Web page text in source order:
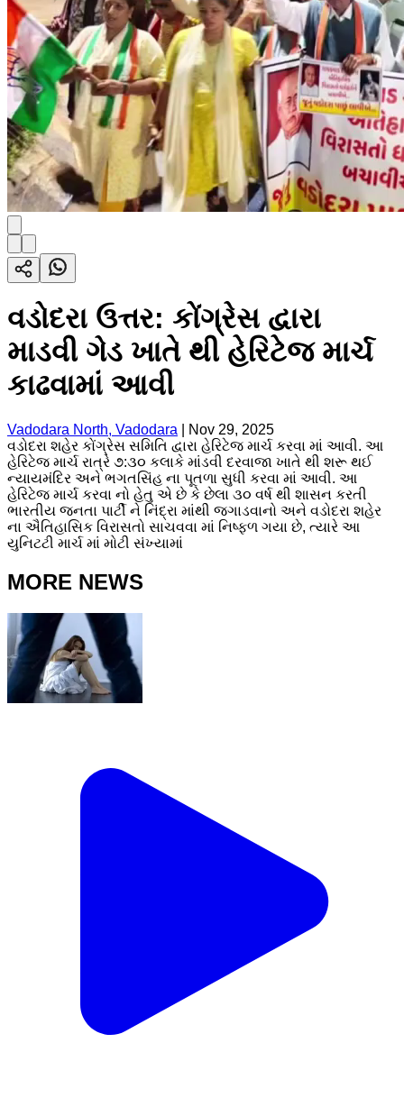
વડોદરા ઉત્તર: કોંગ્રેસ દ્વારા
માડવી ગેડ ખાતે થી હેરિટેજ માર્ચ
કાઢવામાં આવી
Vadodara North, Vadodara
Nov 29, 2025
વડોદરા શહેર કોંગ્રેસ સમિતિ દ્વારા હેરિટેજ માર્ચ કરવા માં આવી. આ
હેરિટેજ માર્ચ રાત્રે ૭:૩૦ કલાકે માંડવી દરવાજા ખાતે થી શરૂ થઈ
ન્યાયમંદિર અને ભગતસિંહ ના પૂતળા સુધી કરવા માં આવી. આ
હેરિટેજ માર્ચ કરવા નો હેતુ એ છે કે છેલા ૩૦ વર્ષ થી શાસન કરતી
ભારતીય જનતા પાર્ટી ને નિંદ્રા માંથી જગાડવાનો અને વડોદરા શહેર
ના ઐતિહાસિક વિરાસતો સાચવવા માં નિષ્ફળ ગયા છે, ત્યારે આ
યુનિટટી માર્ચ માં મોટી સંખ્યામાં
MORE NEWS